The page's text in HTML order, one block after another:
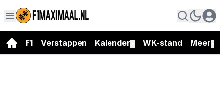
F1 Verstappen Kalender WK-stand Meer